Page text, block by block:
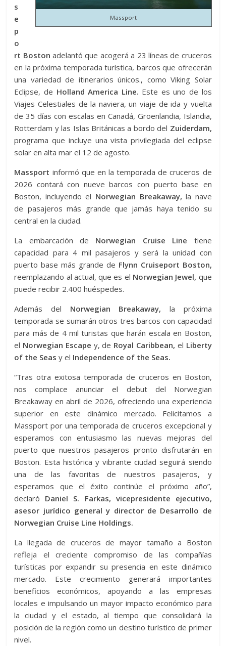
Massport
s
e
p
o
rt Boston adelantó que acogerá a 23 líneas de cruceros
en la próxima temporada turística, barcos que ofrecerán
una variedad de itinerarios únicos., como Viking Solar
Eclipse, de Holland America Line. Este es uno de los
Viajes Celestiales de la naviera, un viaje de ida y vuelta
de 35 días con escalas en Canadá, Groenlandia, Islandia,
Rotterdam y las Islas Británicas a bordo del Zuiderdam,
programa que incluye una vista privilegiada del eclipse
solar en alta mar el 12 de agosto.
Massport informó que en la temporada de cruceros de
2026 contará con nueve barcos con puerto base en
Boston, incluyendo el Norwegian Breakaway, la nave
de pasajeros más grande que jamás haya tenido su
central en la ciudad.
La embarcación de Norwegian Cruise Line tiene
capacidad para 4 mil pasajeros y será la unidad con
puerto base más grande de Flynn Cruiseport Boston,
reemplazando al actual, que es el Norwegian Jewel, que
puede recibir 2.400 huéspedes.
Además del Norwegian Breakaway, la próxima
temporada se sumarán otros tres barcos con capacidad
para más de 4 mil turistas que harán escala en Boston,
el Norwegian Escape y, de Royal Caribbean, el Liberty
of the Seas y el Independence of the Seas.
“Tras otra exitosa temporada de cruceros en Boston,
nos complace anunciar el debut del Norwegian
Breakaway en abril de 2026, ofreciendo una experiencia
superior en este dinámico mercado. Felicitamos a
Massport por una temporada de cruceros excepcional y
esperamos con entusiasmo las nuevas mejoras del
puerto que nuestros pasajeros pronto disfrutarán en
Boston. Esta histórica y vibrante ciudad seguirá siendo
una de las favoritas de nuestros pasajeros, y
esperamos que el éxito continúe el próximo año”,
declaró Daniel S. Farkas, vicepresidente ejecutivo,
asesor jurídico general y director de Desarrollo de
Norwegian Cruise Line Holdings.
La llegada de cruceros de mayor tamaño a Boston
refleja el creciente compromiso de las compañías
turísticas por expandir su presencia en este dinámico
mercado. Este crecimiento generará importantes
beneficios económicos, apoyando a las empresas
locales e impulsando un mayor impacto económico para
la ciudad y el estado, al tiempo que consolidará la
posición de la región como un destino turístico de primer
nivel.